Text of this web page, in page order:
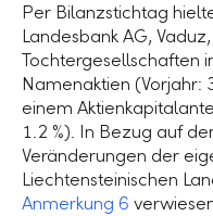
Per Bilanzstichtag
Landesbank AG,
Tochtergesellschaften
Namenaktien (Vorjahr:
einem
1.2 %). In Bezug auf
Veränderungen der
Liechtensteinischen
Anmerkung 6